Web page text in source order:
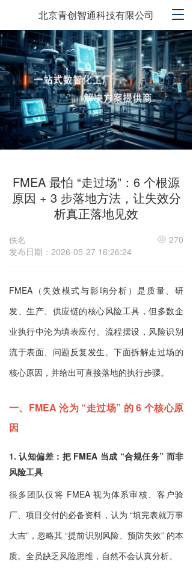
T
g
g
l
e
n
a
v
i
g
a
o
n
北京青创智通科技有限公司
FMEA 最怕 “走过场”：6 个根源
原因 + 3 步落地方法，让失效分
析真正落地见效
佚名
发布日期：2026-05-27 16:26:24
270
FMEA（失效模式与影响分析）是质量、研
发、生产、供应链的核心风险工具，但多数企
业执行中沦为填表应付、流程摆设，风险识别
流于表面、问题反复发生。下面拆解走过场的
核心原因，并给出可直接落地的执行步骤。
一、FMEA 沦为 “走过场” 的 6 个核心原
因
1. 认知偏差：把 FMEA 当成 “合规任务” 而非
风险工具
很多团队仅将 FMEA 视为体系审核、客户验
厂、项目交付的必备资料，认为 “填完表就万事
大吉”，忽略其 “提前识别风险、预防失效” 的本
质。全员缺乏风险思维，自然不会认真分析。